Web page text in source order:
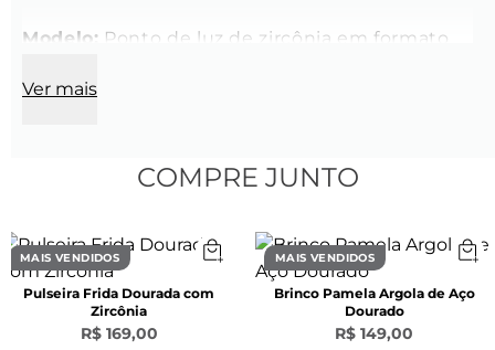
Modelo: Ponto de luz de zircônia em formato
4 mm
Tarraxa: Borboleta
Material: Aço inoxidável
Ver mais
COMPRE JUNTO
MAIS VENDIDOS
Pulseira Frida Dourada com
Zircônia
R$ 169,00
MAIS VENDIDOS
Brinco Pamela Argola de Aço
Dourado
R$ 149,00